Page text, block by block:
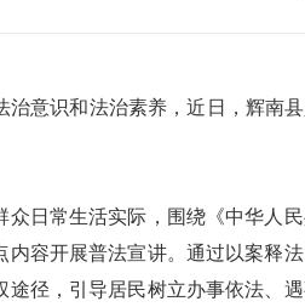
治意识和法治素养，近日，辉南
众日常生活实际，围绕《中华人
内容开展普法宣讲。通过以案释
途径，引导居民树立办事依法、